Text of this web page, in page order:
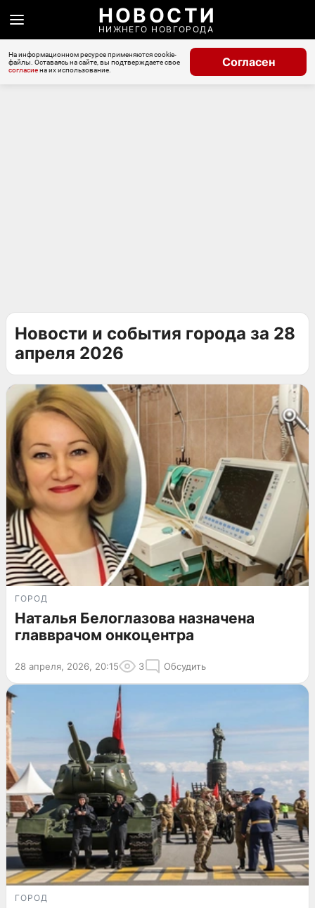
НОВОСТИ
НИЖНЕГО НОВГОРОДА
На информационном ресурсе применяются cookie-
файлы. Оставаясь на сайте, вы подтверждаете свое
согласиена их использование.
Согласен
Новости и события города за 28
апреля 2026
ГОРОД
Наталья Белоглазова назначена
главврачом онкоцентра
28 апреля, 2026, 20:15 3 Обсудить
ГОРОД